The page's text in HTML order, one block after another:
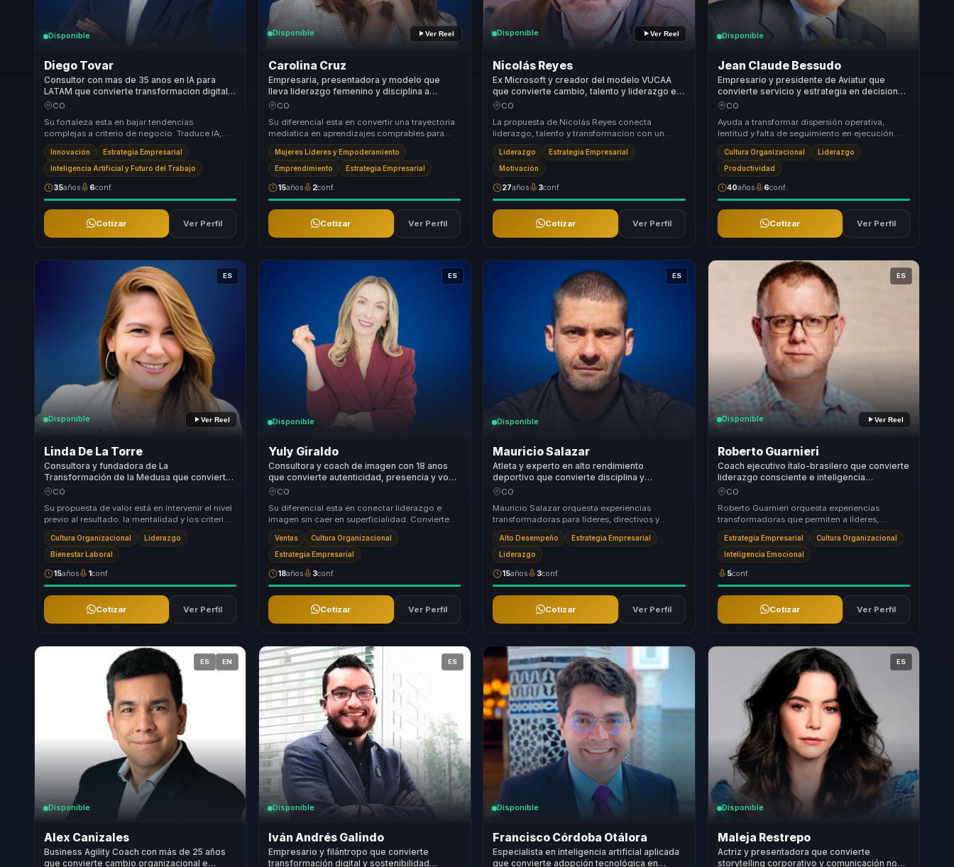
Disponible
Diego Tovar
Consultor con mas de 35 anos en IA para
LATAM que convierte transformacion digital
en decisiones ejecutivas para lideres.
CO
Su fortaleza esta en bajar tendencias
complejas a criterio de negocio. Traduce IA,
Web3 y transformacion digital a preguntas
concretas so...
Innovación Estrategia Empresarial
Inteligencia Artificial y Futuro del Trabajo
35años 6conf.
Cotizar Ver Perfil
Disponible Ver Reel
Carolina Cruz
Empresaria, presentadora y modelo que
lleva liderazgo femenino y disciplina a
marcas y equipos que buscan crecimiento,
CO
Su diferencial esta en convertir una trayectoria
mediatica en aprendizajes comprables para
negocio y cultura. Habla de marca, disciplina,...
Mujeres Líderes y Empoderamiento
Emprendimiento Estrategia Empresarial
15años 2conf.
Cotizar Ver Perfil
Disponible Ver Reel
Nicolás Reyes
Ex Microsoft y creador del modelo VUCAA
que convierte cambio, talento y liderazgo en
acción, adaptación y productividad para
CO
La propuesta de Nicolás Reyes conecta
liderazgo, talento y transformacion con un
problema central del negocio actual: como
responder con ...
Liderazgo Estrategia Empresarial
Motivación
27años 3conf.
Cotizar Ver Perfil
Disponible
Jean Claude Bessudo
Empresario y presidente de Aviatur que
convierte servicio y estrategia en decisiones
ejecutivas para organizaciones exigentes.
CO
Ayuda a transformar dispersión operativa,
lentitud y falta de seguimiento en ejecución
impecable, servicio consistente y estrategia
empre...
Cultura Organizacional Liderazgo
Productividad
40años 6conf.
Cotizar Ver Perfil
ES
Disponible Ver Reel
Linda De La Torre
Consultora y fundadora de La
Transformación de la Medusa que convierte
neurociencia y cambio en decisiones para
CO
Su propuesta de valor está en intervenir el nivel
previo al resultado: la mentalidad y los criterios
con que líderes y equipos deciden, s...
Cultura Organizacional Liderazgo
Bienestar Laboral
15años 1conf.
Cotizar Ver Perfil
ES
Disponible
Yuly Giraldo
Consultora y coach de imagen con 18 anos
que convierte autenticidad, presencia y voz
personal en autoridad para lideres.
CO
Su diferencial esta en conectar liderazgo e
imagen sin caer en superficialidad. Convierte
presencia, autenticidad y comunicacion no
verba...
Ventas Cultura Organizacional
Estrategia Empresarial
18años 3conf.
Cotizar Ver Perfil
ES
Disponible
Mauricio Salazar
Atleta y experto en alto rendimiento
deportivo que convierte disciplina y
superación personal en liderazgo,
CO
Mauricio Salazar orquesta experiencias
transformadoras para líderes, directivos y
responsables de equipos, ayudándolos a dejar
atrás equi...
Alto Desempeño Estrategia Empresarial
Liderazgo
15años 3conf.
Cotizar Ver Perfil
ES
Disponible Ver Reel
Roberto Guarnieri
Coach ejecutivo ítalo-brasilero que convierte
liderazgo consciente e inteligencia
emocional en ventaja competitiva para
CO
Roberto Guarnieri orquesta experiencias
transformadoras que permiten a líderes,
directivos y responsables de equipos dejar
atrás la desal...
Estrategia Empresarial Cultura Organizacional
Inteligencia Emocional
5conf.
Cotizar Ver Perfil
ES EN
Disponible
Alex Canizales
Business Agility Coach con más de 25 años
que convierte cambio organizacional e
ES
Disponible
Iván Andrés Galindo
Empresario y filántropo que convierte
transformación digital y sostenibilidad
Disponible
Francisco Córdoba Otálora
Especialista en inteligencia artificial aplicada
que convierte adopción tecnológica en
ES
Disponible
Maleja Restrepo
Actriz y presentadora que convierte
storytelling corporativo y comunicación no